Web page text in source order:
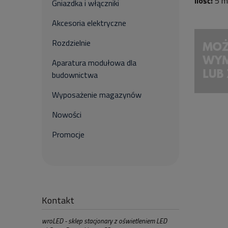
Gniazdka i włączniki
Akcesoria elektryczne
Rozdzielnie
Aparatura modułowa dla
budownictwa
Wyposażenie magazynów
Nowości
Promocje
Kontakt
wroLED - sklep stacjonary z oświetleniem LED